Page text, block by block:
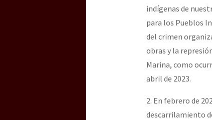
indígenas de
para los Pueblos
del crimen
obras y la
Marina, como
abril de 2023.
2. En febrero de
descarrilamiento